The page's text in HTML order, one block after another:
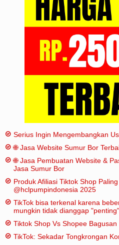
Serius Ingin Mengembangkan
🌐 Jasa Website Sumur Bor
🌐 Jasa Pembuatan Website &
Jasa Sumur Bor
Produk Afiliasi Tiktok Shop
@hclpumpindonesia 2025
TikTok bisa terkenal karena
mungkin tidak dianggap
Tiktok Shop Vs Shopee Bagusan
TikTok: Sekadar Tongkrongan
Sitemap